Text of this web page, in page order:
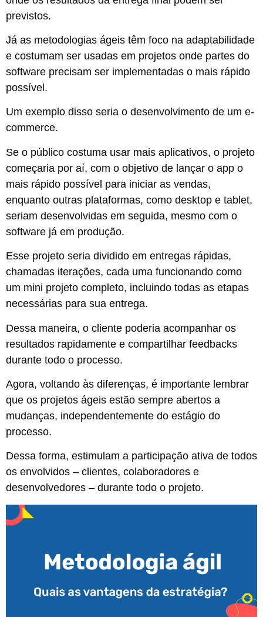
previstos.
Já as metodologias ágeis têm foco na adaptabilidade
e costumam ser usadas em projetos onde partes do
software precisam ser implementadas o mais rápido
possível.
Um exemplo disso seria o desenvolvimento de um e-
commerce.
Se o público costuma usar mais aplicativos, o projeto
começaria por aí, com o objetivo de lançar o app o
mais rápido possível para iniciar as vendas,
enquanto outras plataformas, como desktop e tablet,
seriam desenvolvidas em seguida, mesmo com o
software já em produção.
Esse projeto seria dividido em entregas rápidas,
chamadas iterações, cada uma funcionando como
um mini projeto completo, incluindo todas as etapas
necessárias para sua entrega.
Dessa maneira, o cliente poderia acompanhar os
resultados rapidamente e compartilhar feedbacks
durante todo o processo.
Agora, voltando às diferenças, é importante lembrar
que os projetos ágeis estão sempre abertos a
mudanças, independentemente do estágio do
processo.
Dessa forma, estimulam a participação ativa de todos
os envolvidos – clientes, colaboradores e
desenvolvedores – durante todo o projeto.